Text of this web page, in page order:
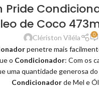
Pride
de Coco
Clériston Viléla 0
penetre mais
o Condicionador: Com os
uma quantidade generosa
Condicionadorde Mel e